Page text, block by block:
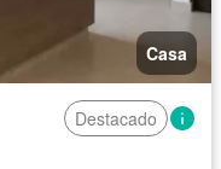
Casa
Destacado